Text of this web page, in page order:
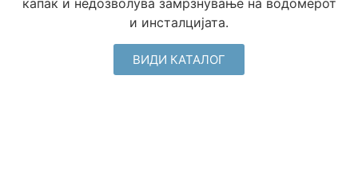
капак и недозволува замрзнување на водомерот
и инсталцијата.
ВИДИ КАТАЛОГ